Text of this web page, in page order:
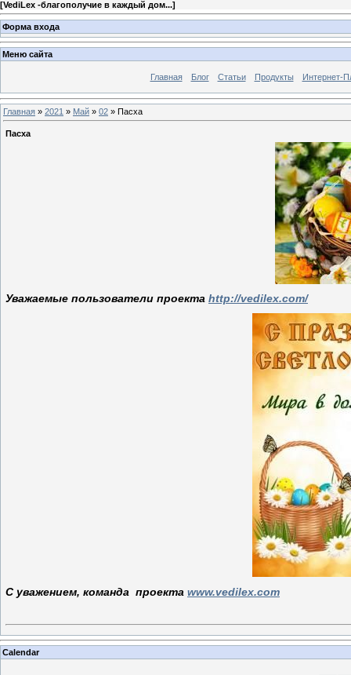
[VediLex -благополучие в каждый дом...]
Форма входа
Меню сайта
Главная Блог Статьи Продукты Интернет-
Главная » 2021 » Май » 02 » Пасха
Пасха
Уважаемые пользователи проекта http://vedilex.com/
С уважением, команда проекта www.vedilex.com
Calendar